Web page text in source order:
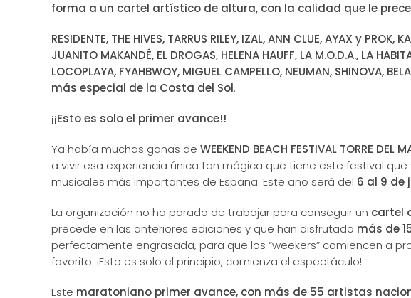
forma a un cartel artístico de altura, con la calidad que le
RESIDENTE, THE HIVES, TARRUS RILEY, IZAL, ANN CLUE, AYAX y PROK,
JUANITO MAKANDÉ, EL DROGAS, HELENA HAUFF, LA M.O.D.A., LA
LOCOPLAYA, FYAHBWOY, MIGUEL CAMPELLO, NEUMAN,
más especial de la Costa del Sol.
¡¡Esto es solo el primer avance!!
Ya había muchas ganas de WEEKEND BEACH FESTIVAL TORRE DEL
a vivir esa experiencia única tan mágica que tiene este festival
musicales más importantes de España. Este año será del 6 al 9 de
La organización no ha parado de trabajar para conseguir un cartel
precede en las anteriores ediciones y que han disfrutado más de
perfectamente engrasada, para que los “weekers” comiencen a
favorito. ¡Esto es solo el principio, comienza el espectáculo!
Este maratoniano primer avance, con más de 55 artistas